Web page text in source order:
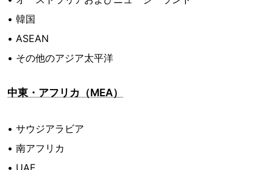
• 韓国
• ASEAN
• その他のアジア太平洋
中東・アフリカ（MEA）
• サウジアラビア
• 南アフリカ